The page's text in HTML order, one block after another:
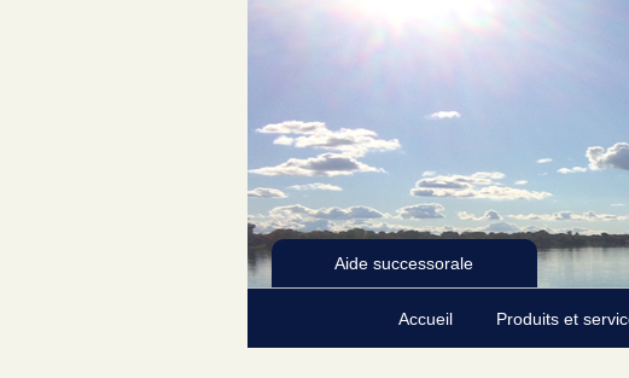
Aide successorale
Accueil Produits et